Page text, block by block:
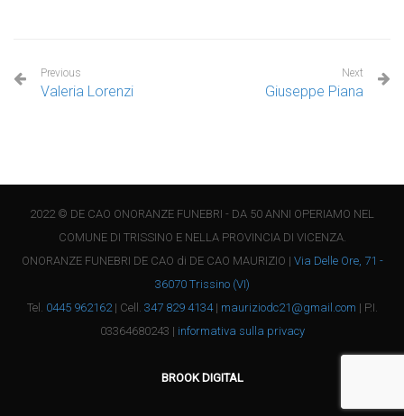
Previous
Valeria Lorenzi
Next
Giuseppe Piana
2022 © DE CAO ONORANZE FUNEBRI - DA 50 ANNI OPERIAMO NEL
COMUNE DI TRISSINO E NELLA PROVINCIA DI VICENZA.
ONORANZE FUNEBRI DE CAO di DE CAO MAURIZIO | Via Delle Ore, 71 -
36070 Trissino (VI)
Tel. 0445 962162| Cell. 347 829 4134| mauriziodc21@gmail.com | P.I.
03364680243 | informativa sulla privacy
BROOK DIGITAL